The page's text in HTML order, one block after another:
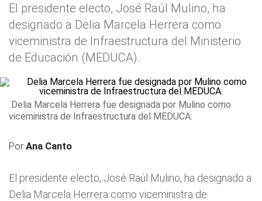
El presidente electo, José Raúl Mulino, ha
designado a Delia Marcela Herrera como
viceministra de Infraestructura del Ministerio
de Educación (MEDUCA).
Delia Marcela Herrera fue designada por Mulino como
viceministra de Infraestructura del MEDUCA.
PorAna Canto
El presidente electo, José Raúl Mulino, ha designado a
Delia Marcela Herrera como viceministra de